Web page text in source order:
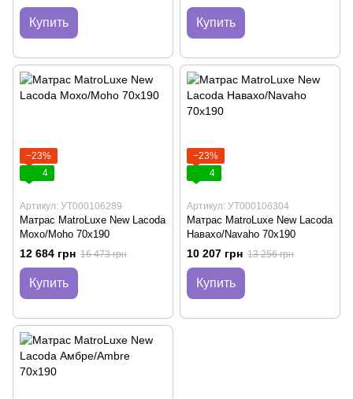
Купить Купить
−23%
4
Артикул: УТ000106289
Матраc MatroLuxe New Lacoda
Мохо/Moho 70х190
12 684 грн 16 473 грн
Купить
−23%
4
Артикул: УТ000106304
Матраc MatroLuxe New Lacoda
Навахо/Navaho 70х190
10 207 грн 13 256 грн
Купить